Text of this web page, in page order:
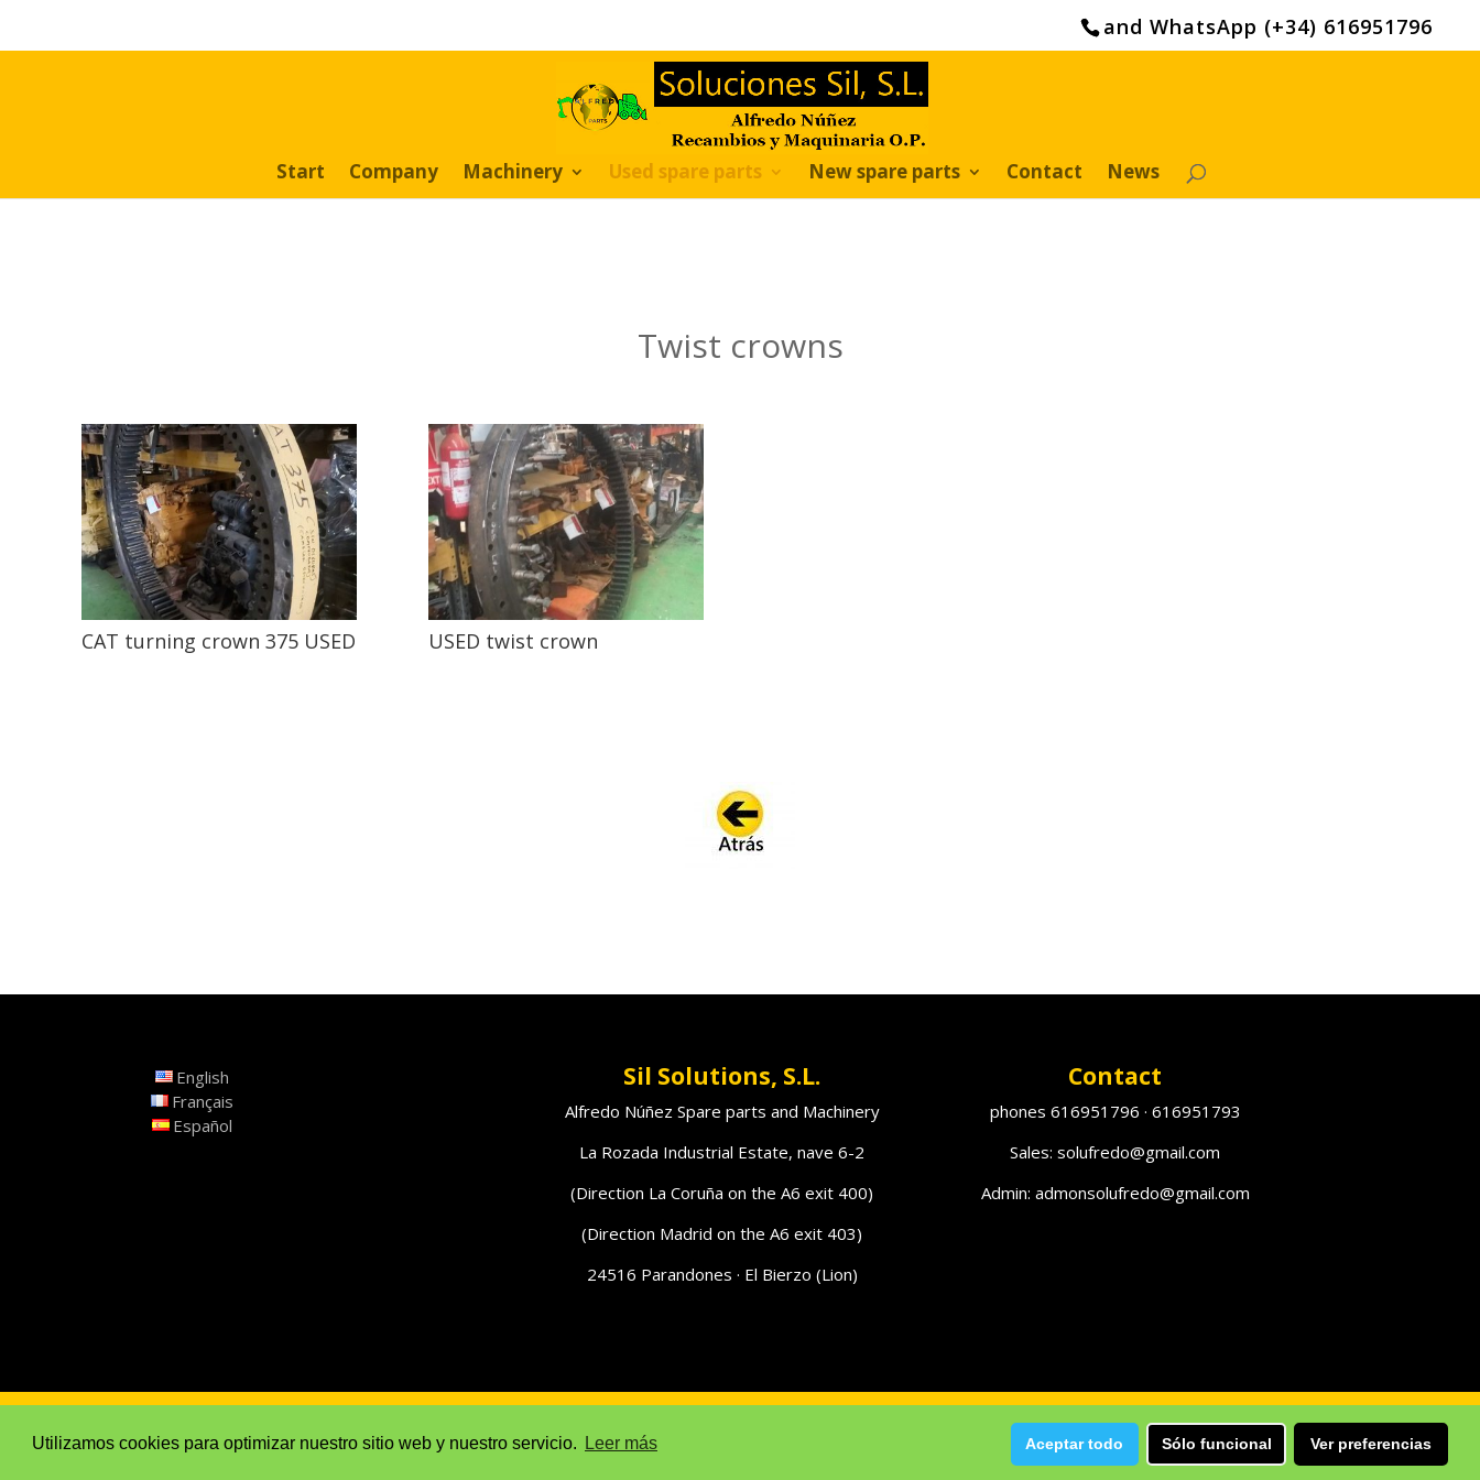
Utilizamos cookies para optimizar nuestro sitio web y nuestro servicio. Leer más Aceptar todo Sólo funcional Ver preferencias
and WhatsApp (+34) 616951796
Start Company Machinery Used spare parts New spare parts Contact News
Twist crowns
CAT turning crown 375 USED USED ​​twist crown
English
Français
Español
Sil Solutions, S.L.
Alfredo Núñez Spare parts and Machinery
La Rozada Industrial Estate, nave 6-2
(Direction La Coruña on the A6 exit 400)
(Direction Madrid on the A6 exit 403)
24516 Parandones · El Bierzo (Lion)
Contact
phones 616951796 · 616951793
Sales: solufredo@gmail.com
Admin: admonsolufredo@gmail.com